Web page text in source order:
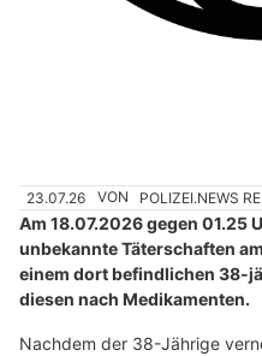
23.07.26 VON POLIZEI.NEWS
Am 18.07.2026 gegen 01.25
unbekannte Täterschaften
einem dort befindlichen 38-
diesen nach Medikamenten.
Nachdem der 38-Jährige